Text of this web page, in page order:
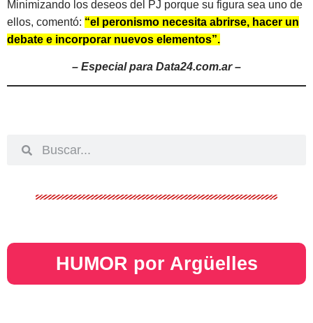
Minimizando los deseos del PJ porque su figura sea uno de
ellos, comentó: “el peronismo necesita abrirse, hacer un
debate e incorporar nuevos elementos”.
– Especial para Data24.com.ar –
HUMOR por Argüelles​